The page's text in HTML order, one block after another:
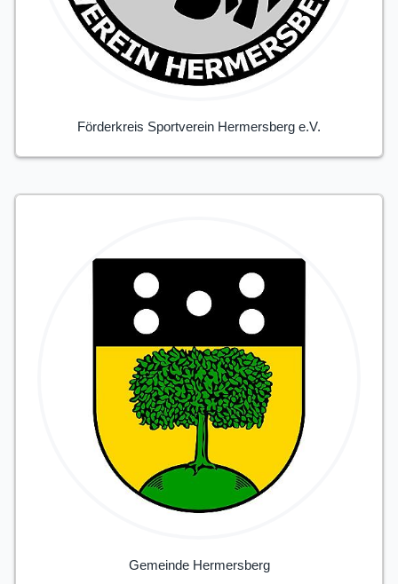
Förderkreis Sportverein Hermersberg e.V.
Gemeinde Hermersberg